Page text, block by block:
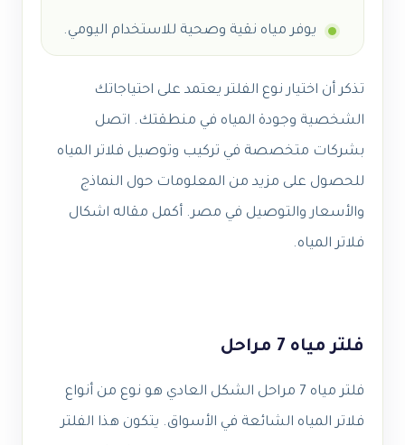
يوفر مياه نقية وصحية للاستخدام اليومي.
تذكر أن اختيار نوع الفلتر يعتمد على احتياجاتك
الشخصية وجودة المياه في منطقتك. اتصل
بشركات متخصصة في تركيب وتوصيل فلاتر المياه
للحصول على مزيد من المعلومات حول النماذج
والأسعار والتوصيل في مصر. أكمل مقاله اشكال
فلاتر المياه.
فلتر مياه 7 مراحل
فلتر مياه 7 مراحل الشكل العادي هو نوع من أنواع
فلاتر المياه الشائعة في الأسواق. يتكون هذا الفلتر